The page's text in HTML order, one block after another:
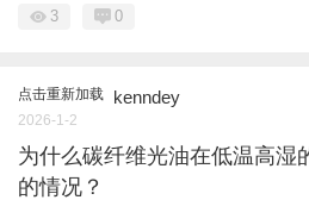
3 0
点击重新加载 kenndey
2026-1-2
为什么碳纤维光油在低温高湿
的情况？